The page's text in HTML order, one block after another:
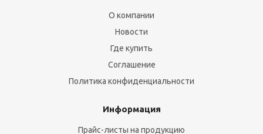
О компании
Новости
Где купить
Соглашение
Политика конфиденциальности
Информация
Прайс-листы на продукцию